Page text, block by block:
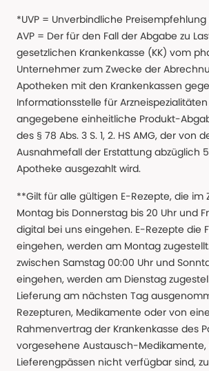
*UVP = Unverbindliche
AVP = Der für den Fall der Abgabe zu
gesetzlichen Krankenkasse (KK) vom
Unternehmer zum Zwecke der
Apotheken mit den Krankenkassen
Informationsstelle für Arzneispezialitäten
angegebene einheitliche Produkt-
des § 78 Abs. 3 S. 1, 2. HS AMG, der von
Ausnahmefall der Erstattung abzüglich
Apotheke ausgezahlt wird.
**Gilt für alle gültigen E-Rezepte, die im
Montag bis Donnerstag bis 20 Uhr und
digital bei uns eingehen. E-Rezepte die
eingehen, werden am Montag
zwischen Samstag 00:00 Uhr und
eingehen, werden am Dienstag
Lieferung am nächsten Tag
Rezepturen, Medikamente oder von
Rahmenvertrag der Krankenkasse des
vorgesehene Austausch-
Lieferengpässen nicht verfügbar sind,